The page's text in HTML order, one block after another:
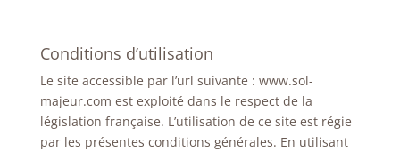
Conditions d’utilisation
Le site accessible par l’url suivante : www.sol-
majeur.com est exploité dans le respect de la
législation française. L’utilisation de ce site est régie
par les présentes conditions générales. En utilisant